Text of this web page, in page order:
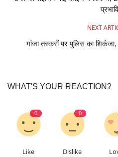
NEXT
गांजा तस्करों पर पुलिस का शिकंजा,
WHAT'S YOUR REACTION?
0
Like
0
Dislike